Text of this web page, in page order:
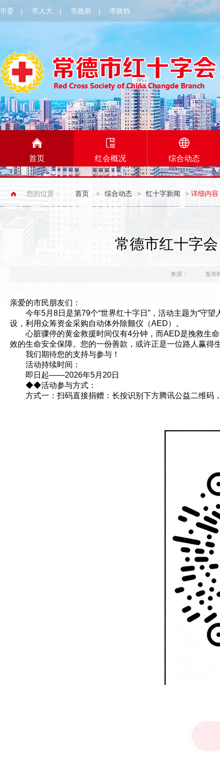
市委 市人大 市政府 市政协
首页 红会概况 综合动态
您的位置： 首页 > 综合动态 > 红十字新闻 > 详细内容
常德市红十字
来源： 发布
亲爱的市民朋友们：
今年5月8日是第79个“世界红十字日”，活动主题为“守
设，利用众筹资金采购自动体外除颤仪（AED）。
心脏骤停的黄金救援时间仅有4分钟，而AED是挽救生
效的生命安全保障。您的一份善款，或许正是一位路人赢
我们期待您的支持与参与！
活动持续时间：
即日起——2026年5月20日
◆◆活动参与方式：
方式一： 扫码直接捐赠：长按识别下方腾讯公益二维码